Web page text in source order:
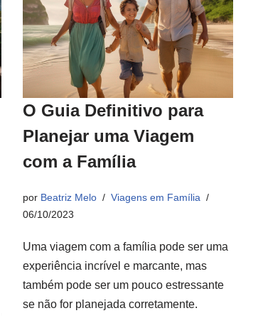
O Guia Definitivo para
Planejar uma Viagem
com a Família
por Beatriz Melo
Viagens em Família
06/10/2023
Uma viagem com a família pode ser uma
experiência incrível e marcante, mas
também pode ser um pouco estressante
se não for planejada corretamente.